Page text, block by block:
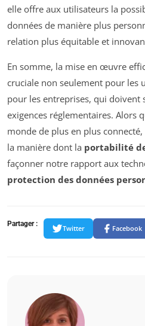
elle offre aux utilisateurs la
données de manière plus
relation plus équitable et
En somme, la mise en œuvre
cruciale non seulement pour les
pour les entreprises, qui doivent
exigences réglementaires. Alors
monde de plus en plus
la manière dont la portabilité
façonner notre rapport aux
protection des données
Partager :
Twitter Facebook